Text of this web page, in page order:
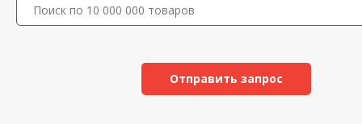
Отправить запрос